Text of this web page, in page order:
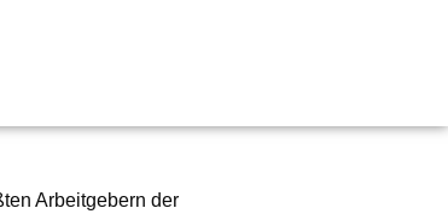
Arbeitgebern der